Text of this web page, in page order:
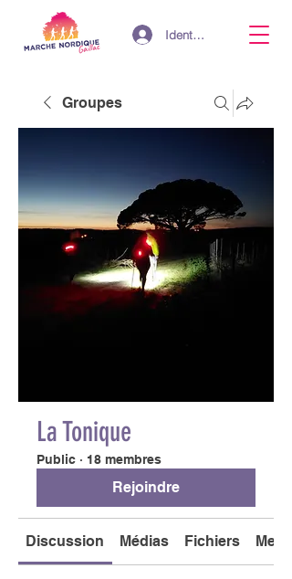
Identifiant
Groupes
La Tonique
Public · 18 membres
Rejoindre
Discussion Médias Fichiers